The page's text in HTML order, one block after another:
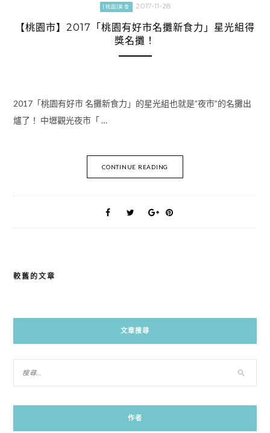
[桃園]美食 2017-11-28
【桃園市】2017「桃園有好市名攤新食力」星光組得
獎名攤！
2017「桃園有好市 名攤新食力」的星光組也就是”夜市”的名攤出
爐了！ 中壢觀光夜市「 …
CONTINUE READING
文
導
覽
較舊的文章
文章搜尋
作者